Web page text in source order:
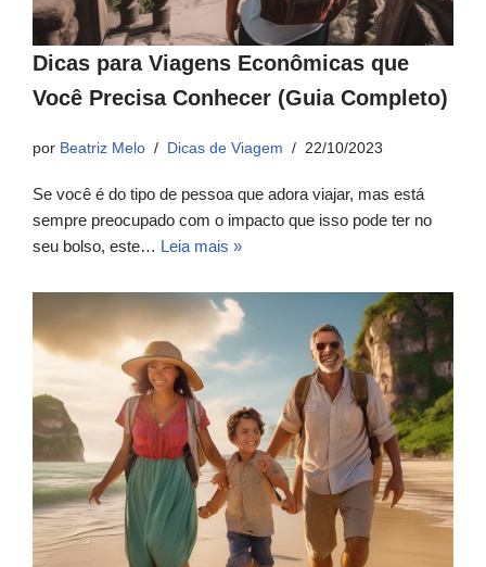
Dicas para Viagens Econômicas que
Você Precisa Conhecer (Guia Completo)
por Beatriz Melo Dicas de Viagem 22/10/2023
Se você é do tipo de pessoa que adora viajar, mas está
sempre preocupado com o impacto que isso pode ter no
seu bolso, este… Leia mais »